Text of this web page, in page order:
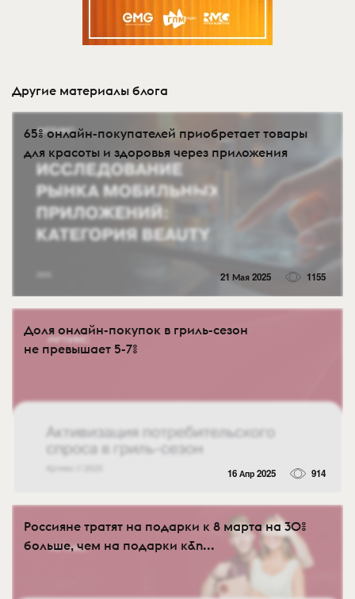
Другие материалы блога
65% онлайн-покупателей приобретает товары
для красоты и здоровья через приложения
21 Мая 2025 1155
Доля онлайн-покупок в гриль-сезон
не превышает 5-7%
16 Апр 2025 914
Россияне тратят на подарки к 8 марта на 30%
больше, чем на подарки к&n...